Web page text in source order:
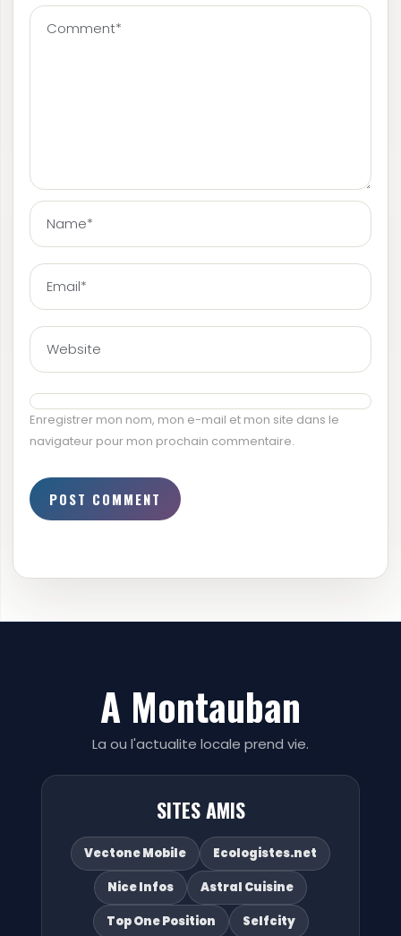
Enregistrer mon nom, mon e-mail et mon site dans le
navigateur pour mon prochain commentaire.
A Montauban
La ou l'actualite locale prend vie.
SITES AMIS
Vectone Mobile
Ecologistes.net
Nice Infos
Astral Cuisine
Top One Position
Selfcity